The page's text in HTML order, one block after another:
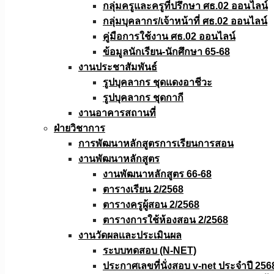
กลุ่มครูและครูที่ปรึกษา ศธ.02 ออนไลน์
กลุ่มบุคลากร/เจ้าหน้าที่ ศธ.02 ออนไลน์
คู่มือการใช้งาน ศธ.02 ออนไลน์
ข้อมูลนักเรียน-นักศึกษา 65-68
งานประชาสัมพันธ์
รูปบุคลากร ชุดแดงอาชีวะ
รูปบุคลากร ชุดกากี
งานอาคารสถานที่
ฝ่ายวิชาการ
การพัฒนาหลักสูตรการเรียนการสอน
งานพัฒนาหลักสูตร
งานพัฒนาหลักสูตร 66-68
ตารางเรียน 2/2568
ตารางครูผู้สอน 2/2568
ตารางการใช้ห้องสอน 2/2568
งานวัดผลเเละประเมินผล
ระบบทดสอบ (N-NET)
ประกาศเลขที่นั่งสอบ v-net ประจำปี